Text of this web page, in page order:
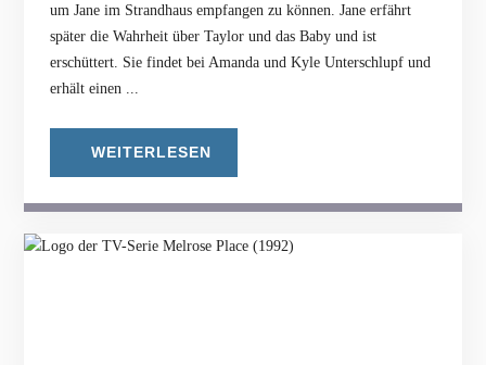
um Jane im Strandhaus empfangen zu können. Jane erfährt
später die Wahrheit über Taylor und das Baby und ist
erschüttert. Sie findet bei Amanda und Kyle Unterschlupf und
erhält einen ...
WEITERLESEN